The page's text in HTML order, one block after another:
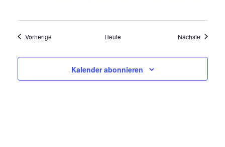
I
O
VorherigeVeranstaltungen Heute Nächste
Kalender abonnieren